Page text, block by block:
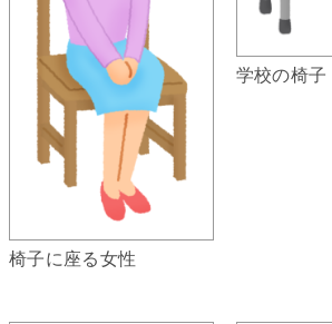
椅子に座る女性
学校の椅子